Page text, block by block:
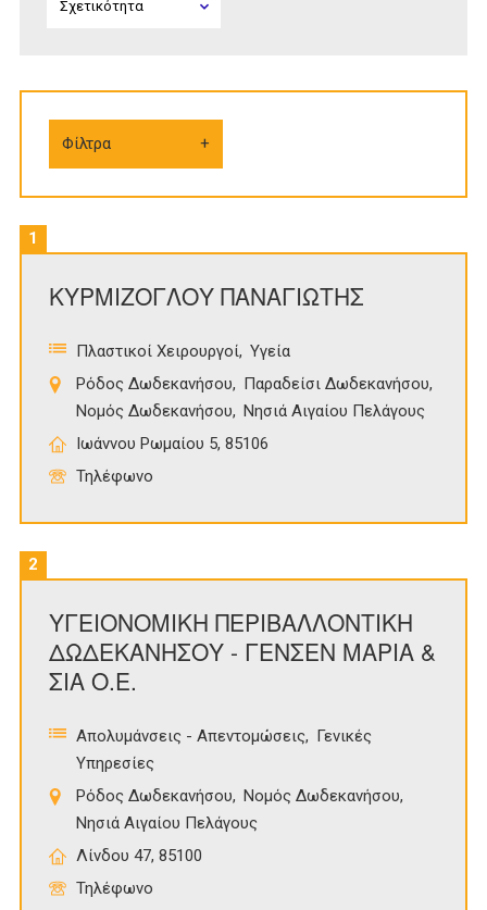
Φίλτρα
1
ΚΥΡΜΙΖΟΓΛΟΥ ΠΑΝΑΓΙΩΤΗΣ
Πλαστικοί Χειρουργοί Υγεία
Ρόδος Δωδεκανήσου
Παραδείσι Δωδεκανήσου
Νομός Δωδεκανήσου
Νησιά Αιγαίου Πελάγους
Ιωάννου Ρωμαίου 5, 85106
Τηλέφωνο
2
ΥΓΕΙΟΝΟΜΙΚΗ ΠΕΡΙΒΑΛΛΟΝΤΙΚΗ
ΔΩΔΕΚΑΝΗΣΟΥ - ΓΕΝΣΕΝ ΜΑΡΙΑ &
ΣΙΑ Ο.Ε.
Απολυμάνσεις - Απεντομώσεις
Γενικές
Υπηρεσίες
Ρόδος Δωδεκανήσου
Νομός Δωδεκανήσου
Νησιά Αιγαίου Πελάγους
Λίνδου 47, 85100
Τηλέφωνο